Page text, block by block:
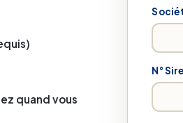
quand vous
N°